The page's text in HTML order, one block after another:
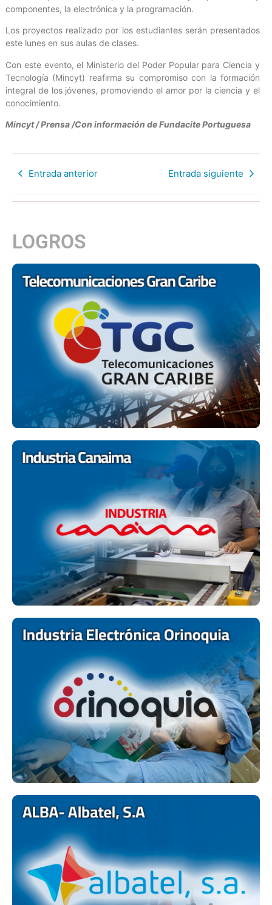
componentes, la electrónica y la programación.
Los proyectos realizado por los estudiantes serán presentados
este lunes en sus aulas de clases.
Con este evento, el Ministerio del Poder Popular para Ciencia y
Tecnología (Mincyt) reafirma su compromiso con la formación
integral de los jóvenes, promoviendo el amor por la ciencia y el
conocimiento.
Mincyt / Prensa /Con información de Fundacite Portuguesa
Entrada anterior Entrada siguiente
LOGROS